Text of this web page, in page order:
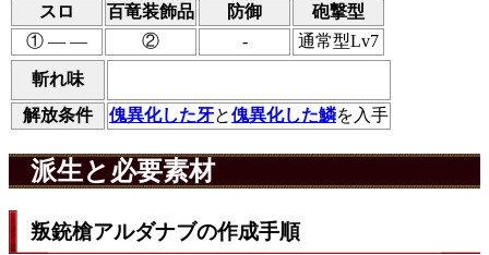
スロ
百竜装飾品 防御
砲撃型
① ― ―
② - 通常型Lv7
斬れ味
解放条件
傀異化した牙と傀異化した鱗を入手
派生と必要素材
叛銃槍アルダナブの作成手順